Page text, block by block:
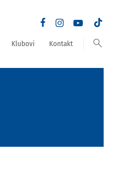
Klubovi Kontakt search